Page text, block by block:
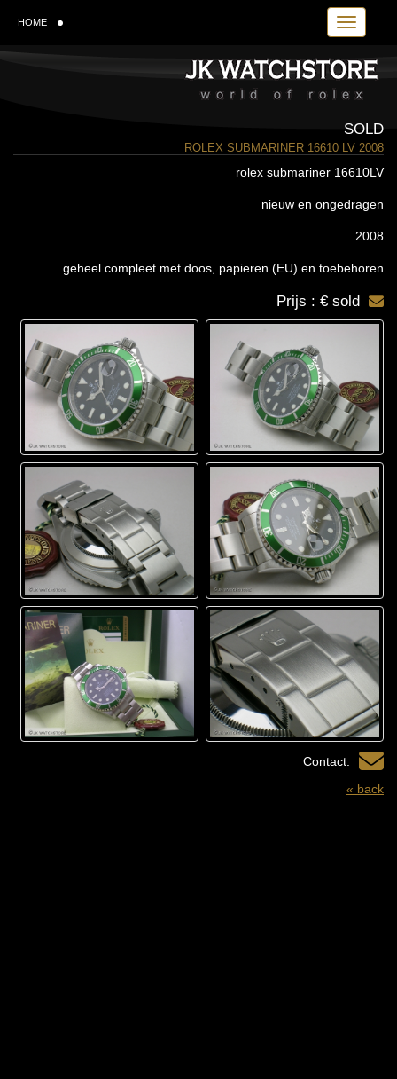
Toggle
HOME
SOLD
ROLEX SUBMARINER 16610 LV 2008
rolex submariner 16610LV
nieuw en ongedragen
2008
geheel compleet met doos, papieren (EU) en toebehoren
Prijs : € sold
Contact:
« back